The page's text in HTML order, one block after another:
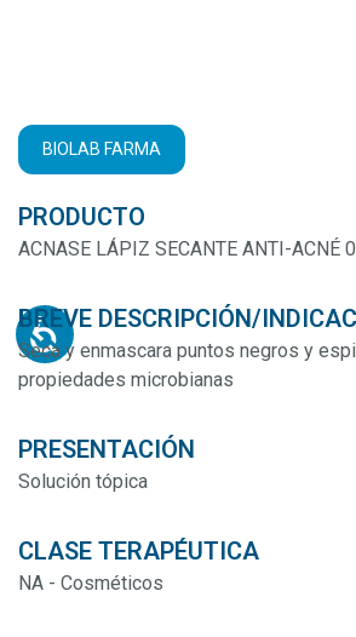
BIOLAB FARMA
PRODUCTO
ACNASE LÁPIZ SECANTE ANTI-ACNÉ
BREVE DESCRIPCIÓN/
Seca y enmascara puntos negros y
propiedades microbianas
PRESENTACIÓN
Solución tópica
CLASE TERAPÉUTICA
NA - Cosméticos